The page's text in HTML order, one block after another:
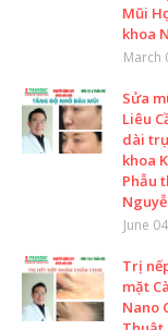
Mũi
khoa
March
Sửa
Liêu
dài
khoa
Phẫu
June
Trị
mặt
Nano